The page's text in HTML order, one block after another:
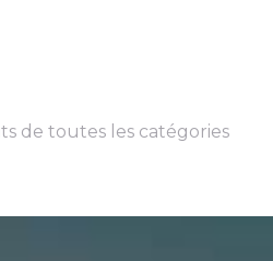
de toutes les catégories